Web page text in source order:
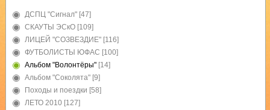
ДСПЦ "Сигнал" [47]
СКАУТЫ ЭСкО [109]
ЛИЦЕЙ "СОЗВЕЗДИЕ" [116]
ФУТБОЛИСТЫ ЮФАС [100]
Альбом "Волонтёры" [14]
Альбом "Соколята" [9]
Походы и поездки [58]
ЛЕТО 2010 [127]